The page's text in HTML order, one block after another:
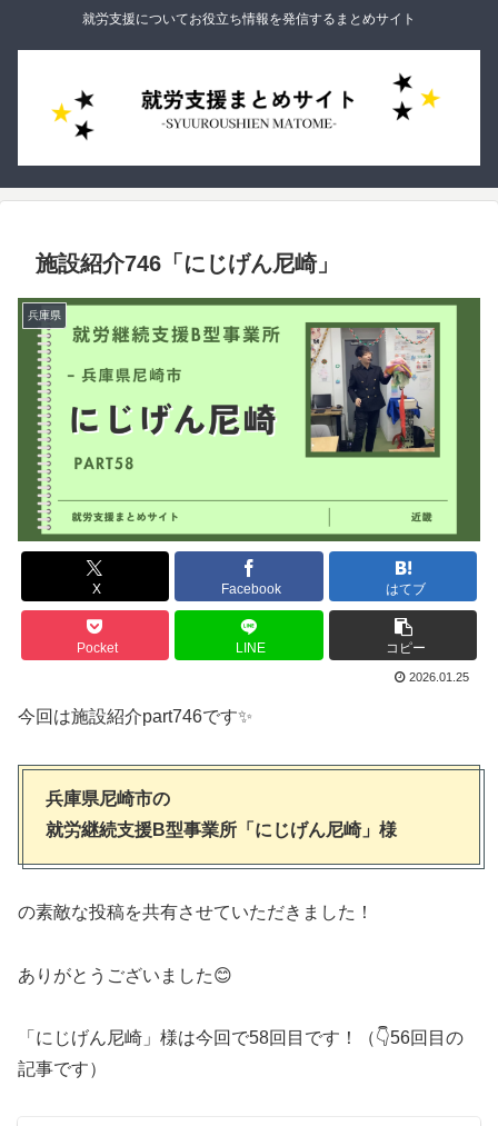
就労支援についてお役立ち情報を発信するまとめサイト
施設紹介746「にじげん尼崎」
兵庫県
X Facebook はてブ
Pocket LINE コピー
2026.01.25
今回は施設紹介part746です✨
兵庫県尼崎市の
就労継続支援B型事業所「にじげん尼崎」様
の素敵な投稿を共有させていただきました！
ありがとうございました😊
「にじげん尼崎」様は今回で58回目です！（👇56回目の
記事です）